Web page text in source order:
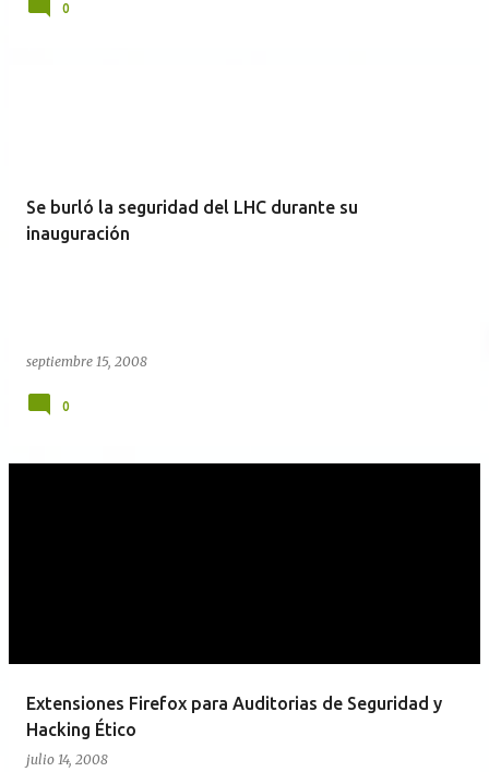
0
Se burló la seguridad del LHC durante su
inauguración
septiembre 15, 2008
0
Extensiones Firefox para Auditorias de Seguridad y
Hacking Ético
julio 14, 2008